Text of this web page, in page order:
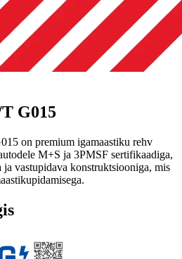
G015
on premium igamaastiku rehv
M+S ja 3PMSF sertifikaadiga,
vastupidava konstruktsiooniga, mis